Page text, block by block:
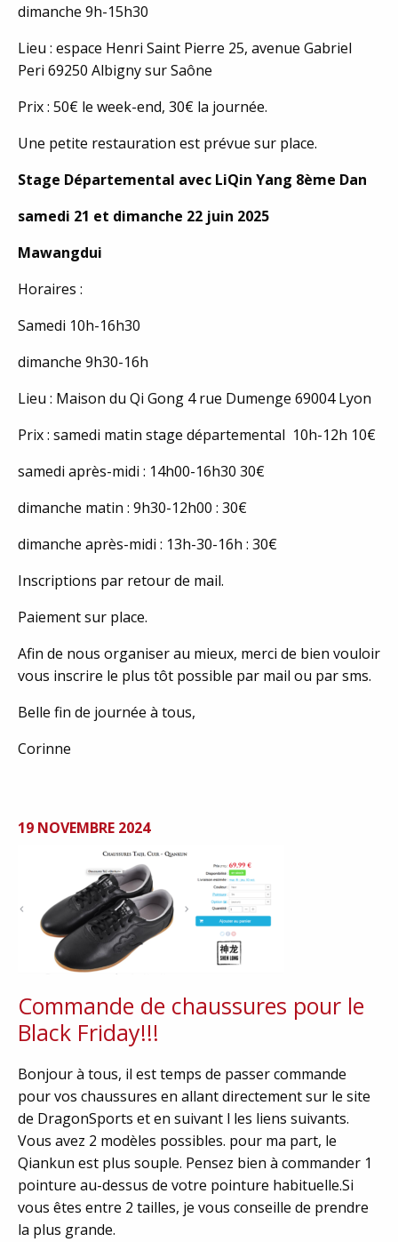
dimanche 9h-15h30
Lieu : espace Henri Saint Pierre 25, avenue Gabriel
Peri 69250 Albigny sur Saône
Prix : 50€ le week-end, 30€ la journée.
Une petite restauration est prévue sur place.
Stage Départemental avec LiQin Yang 8ème Dan
samedi 21 et dimanche 22 juin 2025
Mawangdui
Horaires :
Samedi 10h-16h30
dimanche 9h30-16h
Lieu : Maison du Qi Gong 4 rue Dumenge 69004 Lyon
Prix : samedi matin stage départemental 10h-12h 10€
samedi après-midi : 14h00-16h30 30€
dimanche matin : 9h30-12h00 : 30€
dimanche après-midi : 13h-30-16h : 30€
Inscriptions par retour de mail.
Paiement sur place.
Afin de nous organiser au mieux, merci de bien vouloir
vous inscrire le plus tôt possible par mail ou par sms.
Belle fin de journée à tous,
Corinne
19 NOVEMBRE 2024
Commande de chaussures pour le
Black Friday!!!
Bonjour à tous, il est temps de passer commande
pour vos chaussures en allant directement sur le site
de DragonSports et en suivant l les liens suivants.
Vous avez 2 modèles possibles. pour ma part, le
Qiankun est plus souple. Pensez bien à commander 1
pointure au-dessus de votre pointure habituelle.Si
vous êtes entre 2 tailles, je vous conseille de prendre
la plus grande.